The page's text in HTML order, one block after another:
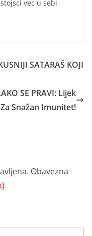
vec u sebi
SATARAŠ KOJI
SE PRAVI: Lijek
Snažan Imunitet!
Obavezna